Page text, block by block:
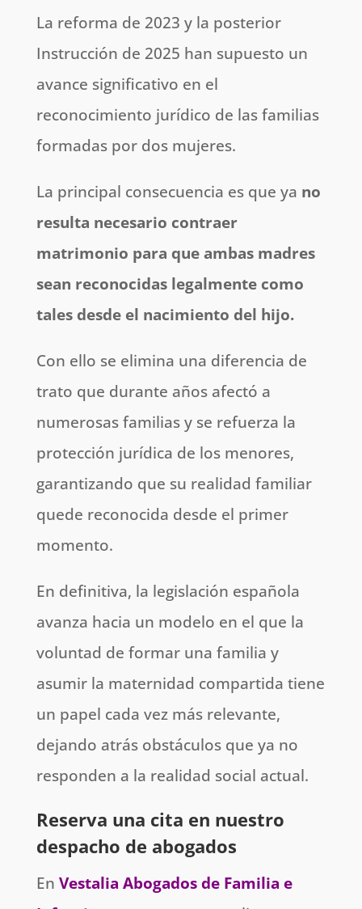
La reforma de 2023 y la posterior
Instrucción de 2025 han supuesto un
avance significativo en el
reconocimiento jurídico de las familias
formadas por dos mujeres.
La principal consecuencia es que ya no
resulta necesario contraer
matrimonio para que ambas madres
sean reconocidas legalmente como
tales desde el nacimiento del hijo.
Con ello se elimina una diferencia de
trato que durante años afectó a
numerosas familias y se refuerza la
protección jurídica de los menores,
garantizando que su realidad familiar
quede reconocida desde el primer
momento.
En definitiva, la legislación española
avanza hacia un modelo en el que la
voluntad de formar una familia y
asumir la maternidad compartida tiene
un papel cada vez más relevante,
dejando atrás obstáculos que ya no
responden a la realidad social actual.
Reserva una cita en nuestro
despacho de abogados
En Vestalia Abogados de Familia e